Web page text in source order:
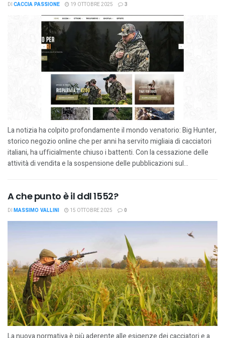
DI CACCIA PASSIONE 19 OTTOBRE 2025 3
La notizia ha colpito profondamente il mondo venatorio: Big Hunter,
storico negozio online che per anni ha servito migliaia di cacciatori
italiani, ha ufficialmente chiuso i battenti. Con la cessazione delle
attività di vendita e la sospensione delle pubblicazioni sul...
A che punto è il ddl 1552?
DI MASSIMO VALLINI 15 OTTOBRE 2025 0